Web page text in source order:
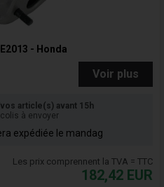
- Honda
Voir plus
article(s) avant 15h
à envoyer
expédiée le mandag
Les prix comprennent la TVA = TTC
182,42 EUR